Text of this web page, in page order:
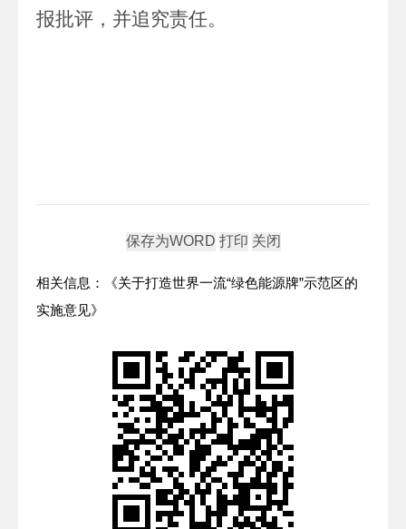
报批评，并追究责任。
相关信息：《关于打造世界一流“绿色能源牌”示范区的
实施意见》